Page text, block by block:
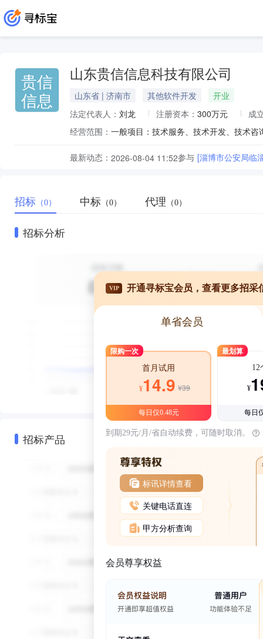
贵信
信息
山东贵信信息科技有限公司
山东省 | 济南市 其他软件开发
开业
法定代表人： 刘龙 注册资本： 300万元
成
经营范围：
最新动态： 2026-08-04 11:52参与 [淄博市公安局临
招标 （0） 中标 （0） 代理 （0）
招标分析
招标产品
VIP 开通寻标宝会员，查看更多招采
单省会员
限购一次
首月试用
¥14.9 ¥39
每日仅0.48元
最划算
12
¥
每日
到期29元/月/省自动续费，可随时取消。
标讯详情查看
关键电话直连
甲方分析查询
会员尊享权益